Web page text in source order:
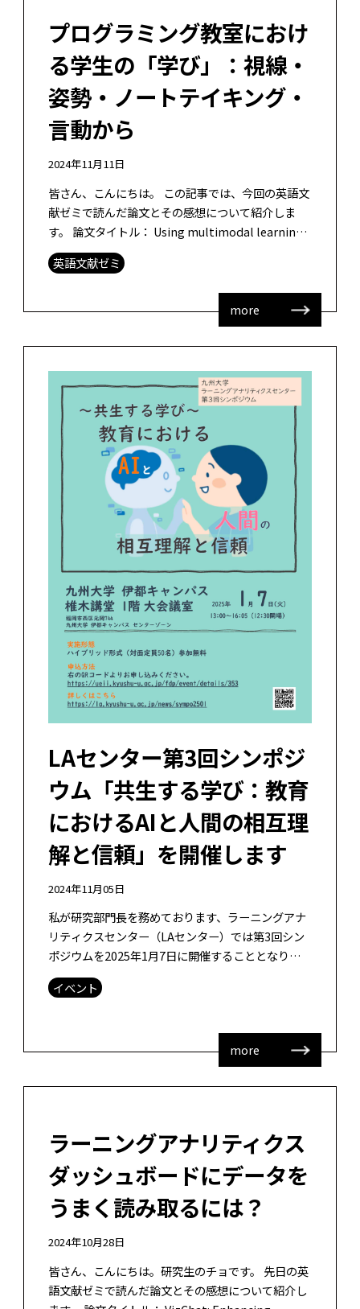
プログラミング教室におけ
る学生の「学び」：視線・
姿勢・ノートテイキング・
言動から
2024年11月11日
皆さん、こんにちは。 この記事では、今回の英語文
献ゼミで読んだ論文とその感想について紹介しま
す。 論文タイトル： Using multimodal learning
analytics to model students […]
英語文献ゼミ
more
LAセンター第3回シンポジ
ウム「共生する学び：教育
におけるAIと人間の相互理
解と信頼」を開催します
2024年11月05日
私が研究部門長を務めております、ラーニングアナ
リティクスセンター（LAセンター）では第3回シン
ポジウムを2025年1月7日に開催することとなりまし
た。テーマは「共生する学び：教育におけるAIと人
間の相互理解と信頼」です。 […]
イベント
more
ラーニングアナリティクス
ダッシュボードにデータを
うまく読み取るには？
2024年10月28日
皆さん、こんにちは。研究生のチョです。 先日の英
語文献ゼミで読んだ論文とその感想について紹介し